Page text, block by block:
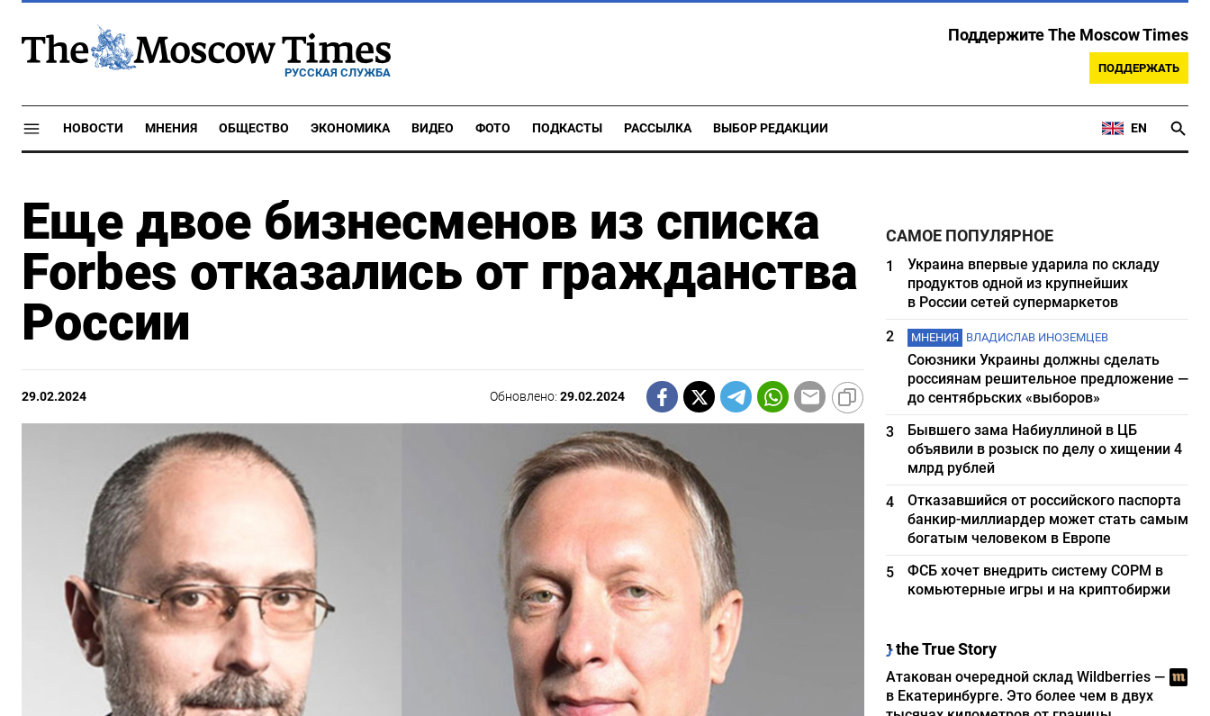
РУССКАЯ СЛУЖБА
Поддержите The Moscow Times
ПОДДЕРЖАТЬ
НОВОСТИ МНЕНИЯ ОБЩЕСТВО ЭКОНОМИКА ВИДЕО ФОТО ПОДКАСТЫ РАССЫЛКА ВЫБОР РЕДАКЦИИ EN
Еще двое бизнесменов из списка
Forbes отказались от гражданства
России
29.02.2024 Обновлено:29.02.2024
САМОЕ ПОПУЛЯРНОЕ
1
Украина впервые ударила по складу
продуктов одной из крупнейших
в России сетей супермаркетов
2
МНЕНИЯ ВЛАДИСЛАВ ИНОЗЕМЦЕВ
Союзники Украины должны сделать
россиянам решительное предложение —
до сентябрьских «выборов»
3
Бывшего зама Набиуллиной в ЦБ
объявили в розыск по делу о хищении 4
млрд рублей
4
Отказавшийся от российского паспорта
банкир-миллиардер может стать самым
богатым человеком в Европе
5
ФСБ хочет внедрить систему СОРМ в
комьютерные игры и на криптобиржи